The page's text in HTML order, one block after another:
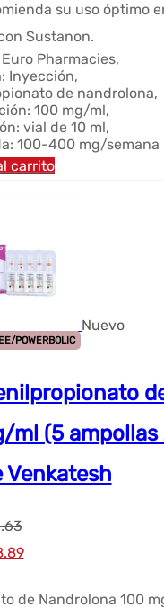
su uso óptimo
Sustanon.
Pharmacies,
Inyección,
de nandrolona,
100 mg/ml,
vial de 10 ml,
100-400 mg/semana
carrito
Nuevo
POWERBOLIC
ml (5 ampollas
Venkatesh
El
de Nandrolona 100